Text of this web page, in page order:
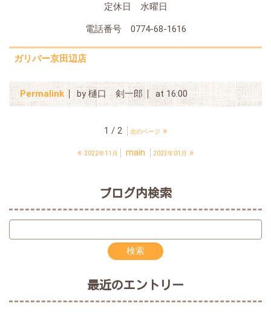
定休日 水曜日
電話番号 0774-68-1616
ガリバー京田辺店
Permalink by 樋口 剣一郎 at 16:00
1 / 2 次のページ »
« 2022年11月 main 2023年01月 »
ブログ内検索
最近のエントリー